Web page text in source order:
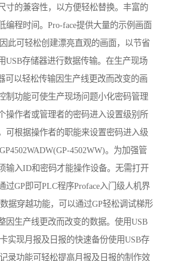
寸的兼容性，以方便轻松替换。丰富的
编程时间。Pro-face提供大量的示例画面
此可轻松创建漂亮直观的画面，以节省
USB存储器进行数据传输。在生产现场
可以轻松传输因生产线更改而改变的画
制功能可使生产现场问题小化密码管理
操作者或管理者的密码进入设置级别所
可根据操作者的职能来设置密码进入级
4502WW)。为加强管
输入ID和密码才能操作设备。无需打开
过GP即可PLC程序Proface入门级人机界
据穿越功能，可以通过GP轻松调试梯形
因生产线更改而改变的数据。使用USB
实现月报及日报的快速备份使用USB存
录功能可轻松提高月报及日报的制作效